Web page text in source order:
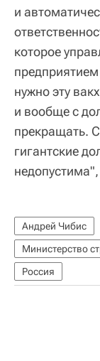
и
которое
нужно эту
и вообще с
прекращать.
гигантские
Андрей Чибис
Россия